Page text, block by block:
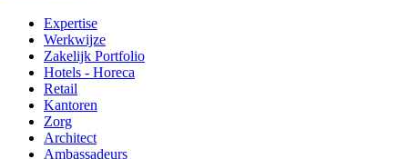
Expertise
Werkwijze
Zakelijk Portfolio
Hotels - Horeca
Retail
Kantoren
Zorg
Architect
Ambassadeurs